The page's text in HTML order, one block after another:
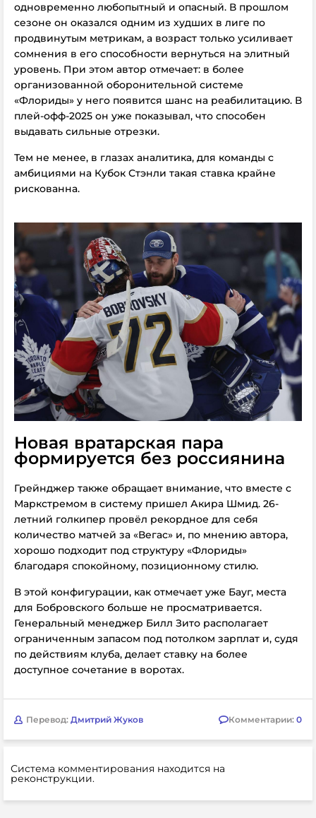
одновременно любопытный и опасный. В прошлом
сезоне он оказался одним из худших в лиге по
продвинутым метрикам, а возраст только усиливает
сомнения в его способности вернуться на элитный
уровень. При этом автор отмечает: в более
организованной оборонительной системе
«Флориды» у него появится шанс на реабилитацию. В
плей-офф-2025 он уже показывал, что способен
выдавать сильные отрезки.
Тем не менее, в глазах аналитика, для команды с
амбициями на Кубок Стэнли такая ставка крайне
рискованна.
Новая вратарская пара
формируется без россиянина
Грейнджер также обращает внимание, что вместе с
Маркстремом в систему пришел Акира Шмид. 26-
летний голкипер провёл рекордное для себя
количество матчей за «Вегас» и, по мнению автора,
хорошо подходит под структуру «Флориды»
благодаря спокойному, позиционному стилю.
В этой конфигурации, как отмечает уже Бауг, места
для Бобровского больше не просматривается.
Генеральный менеджер Билл Зито располагает
ограниченным запасом под потолком зарплат и, судя
по действиям клуба, делает ставку на более
доступное сочетание в воротах.
Перевод: Дмитрий Жуков Комментарии: 0
Система комментирования находится на
реконструкции.